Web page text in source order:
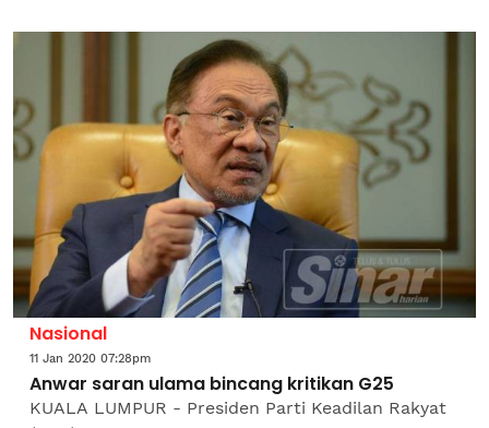
disifatkan sebagai cubaan mengelirukan umat...
Nasional
11 Jan 2020 07:28pm
Anwar saran ulama bincang kritikan G25
KUALA LUMPUR - Presiden Parti Keadilan Rakyat